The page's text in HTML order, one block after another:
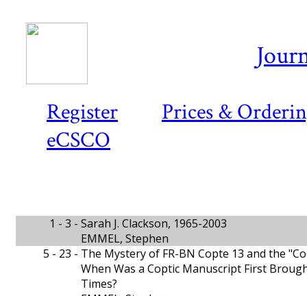
Register
Prices &
eCSCO
1 - 3 - Sarah J. Clackson, 1965-2003
EMMEL, Stephen
5 - 23 - The Mystery of FR-BN Copte 13 and the
When Was a Coptic Manuscript First
Times?